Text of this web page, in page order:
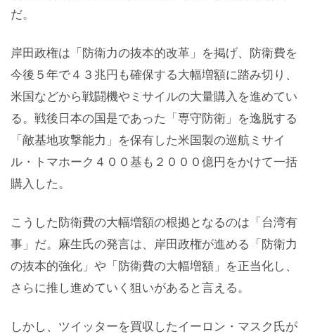
だ。
岸田政権は「防衛力の抜本的改革」を掲げ、防衛費を
今後５年で４３兆円も確保する大幅増額に踏み切り、
米国などから戦闘機やミサイルの大量購入を進めてい
る。戦後日本の国是であった「専守防衛」を逸脱する
「敵基地攻撃能力」を保有した米国製の巡航ミサイ
ル・トマホーク４００基も２０００億円をかけて一括
購入した。
こうした防衛費の大幅増額の根拠となるのは「台湾有
事」だ。麻生氏の発言は、岸田政権が進める「防衛力
の抜本的強化」や「防衛費の大幅増額」を正当化し、
さらに推し進めていく狙いがあると言える。
しかし、ツイッターを買収したイーロン・マスク氏が